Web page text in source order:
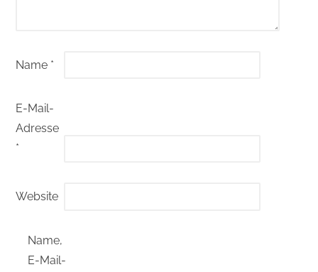
Name *
E-Mail-
Adresse
*
Website
Name,
E-Mail-